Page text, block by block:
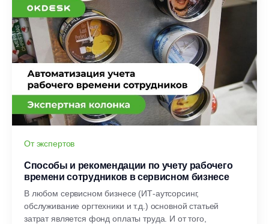
От экспертов
Способы и рекомендации по учету рабочего
времени сотрудников в сервисном бизнесе
В любом сервисном бизнесе (ИТ-аутсорсинг,
обслуживание оргтехники и т.д.) основной статьей
затрат является фонд оплаты труда. И от того,